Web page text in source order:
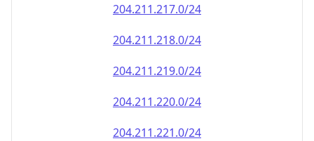
204.211.217.0/24
204.211.218.0/24
204.211.219.0/24
204.211.220.0/24
204.211.221.0/24